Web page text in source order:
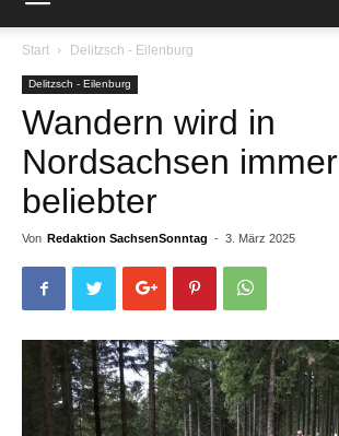
Start Delitzsch - Eilenburg
Delitzsch - Eilenburg
Wandern wird in
Nordsachsen immer
beliebter
Von Redaktion SachsenSonntag - 3. März 2025